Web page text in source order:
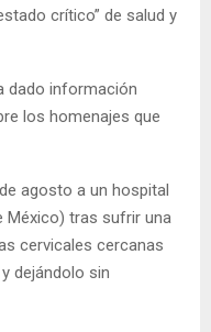
crítico” de salud y
dado información
los homenajes que
agosto a un hospital
México) tras sufrir una
cervicales cercanas
dejándolo sin